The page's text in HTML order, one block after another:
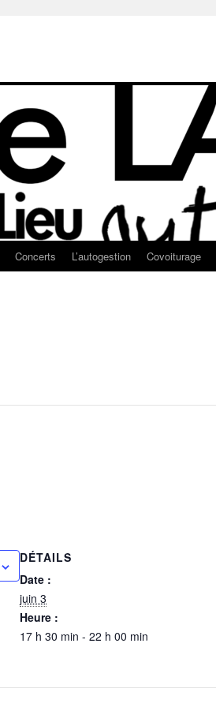
Concerts L’autogestion Covoiturage
DÉTAILS
Date :
juin 3
Heure :
17 h 30 min - 22 h 00 min